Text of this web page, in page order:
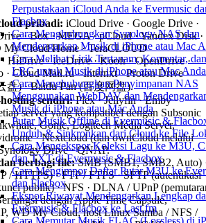
Perpustakaan iCloud Anda ke Evermusic
Flacbox
Cara Menghubungkan Synology NAS dan
Mendengarkan Musik di iPhone atau Mac
Cara Melihat Lirik Tertanam, Komentar,
LRC untuk Musik di iPhone atau Mac Anda
Cara Menghubungkan Penyimpanan NAS
Menggunakan WebDAV dan
Musik di iPhone atau Mac Anda
Putar Musik Offline di Evermusic &
Unduh & Sinkronkan dari Cloud ke File
Cara Mengekspor Koleksi Lagu ke M3U,
dan TXT di Evermusic & Flacbox
Cara Mengimpor Daftar Putar M3U ke
dan Flacbox
Ekspor Riwayat Mendengarkan Lengkap
Evermusic & Flacbox ke Last.fm
Cara Memutar Musik FLAC (Lossless) di
pribadi: iCloud Drive · Google Drive ·
· Box · MEGA · pCloud · Yandex Disk ·
My Cloud Home · TeraCLOUD
HiDrive · IceDrive · Koofr · OpenDrive ·
· Cloud Mail.ru · Internxt · Proton Drive ·
盘) · Baidu Pan (百度网盘).
sendiri:Plex · Jellyfin · Emby ·
server yang kompatibel dengan Subsonic
Gonic, Logitech Media Server,
· Nextcloud (dan ownCloud melalui
Drive · QNAP.
berbagi file:SMB (SMB1, SMB2, Auto)
/ HTTPS) · FTP / FTPS · SFTP (autentikasi
publik) · NFS · DLNA / UPnP
dengan Apple Time Capsule,
WD My Cloud, host Linux Samba / NFS /